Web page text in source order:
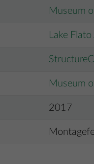
Museum
Lake
Museum
2017